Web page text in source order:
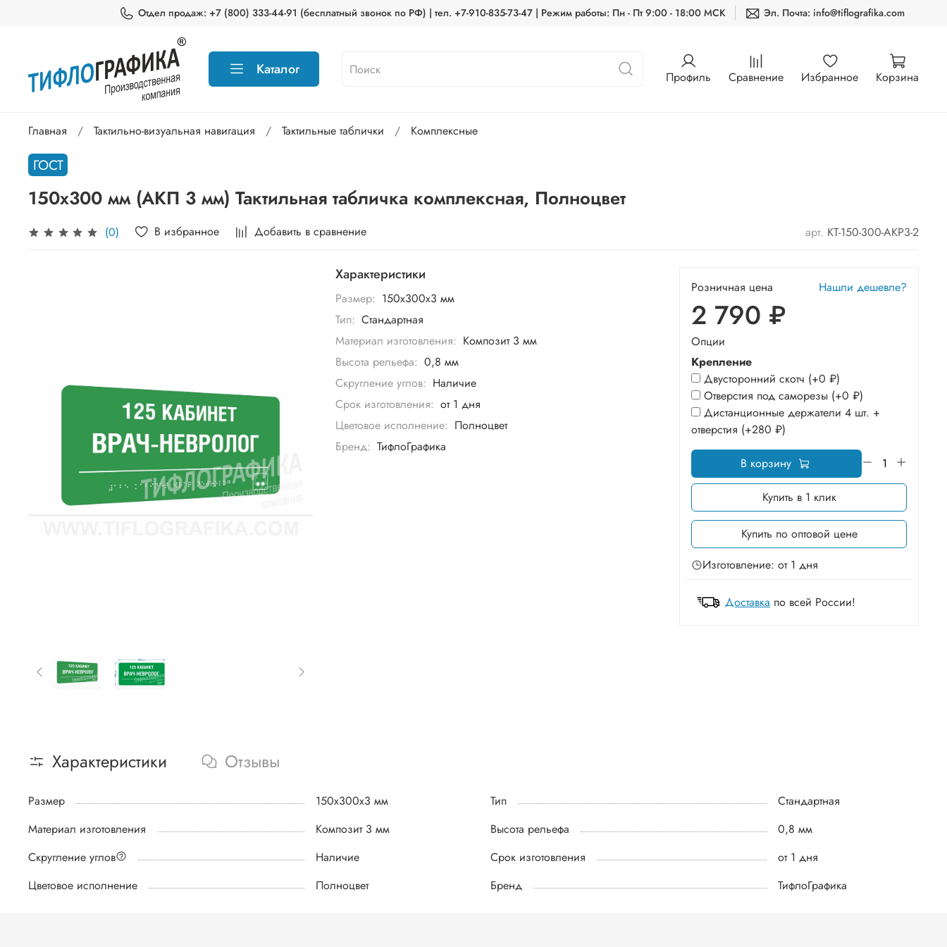
Отдел продаж: +7 (800) 333-44-91 (бесплатный звонок по РФ) | тел. +7-910-835-73-47 | Режим работы: Пн - Пт 9:00 - 18:00 МСК Эл. Почта: info@tiflografika.com
Каталог Профиль Сравнение Избранное Корзина
Главная Тактильно-визуальная навигация Тактильные таблички Комплексные
ГОСТ
150х300 мм (АКП 3 мм) Тактильная табличка комплексная, Полноцвет
(0) В избранное Добавить в сравнение арт. KT-150-300-AKP3-2
Характеристики
Размер: 150х300х3 мм
Тип: Стандартная
Материал изготовления: Композит 3 мм
Высота рельефа: 0,8 мм
Скругление углов: Наличие
Срок изготовления: от 1 дня
Цветовое исполнение: Полноцвет
Бренд: ТифлоГрафика
Розничная цена Нашли дешевле?
2 790 ₽
Опции
Крепление
Двусторонний скотч (+0 ₽)
Отверстия под саморезы (+0 ₽)
Дистанционные держатели 4 шт. +
отверстия (+280 ₽)
В корзину
Купить в 1 клик
Купить по оптовой цене
Изготовление: от 1 дня
Доставка по всей России!
Характеристики Отзывы
Размер 150х300х3 мм Тип
Стандартная
Материал изготовления
Композит 3 мм Высота рельефа
0,8 мм
Скругление углов
Наличие Срок изготовления
от 1 дня
Цветовое исполнение
Полноцвет Бренд ТифлоГрафика